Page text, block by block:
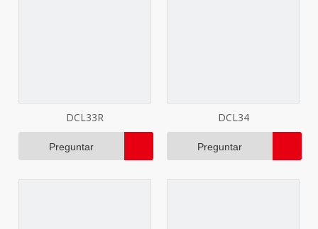
DCL33R
Preguntar
DCL34
Preguntar